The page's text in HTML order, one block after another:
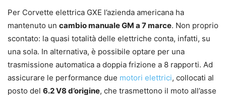
Per Corvette elettrica GXE l’azienda americana ha
mantenuto un cambio manuale GM a 7 marce. Non proprio
scontato: la quasi totalità delle elettriche conta, infatti, su
una sola. In alternativa, è possibile optare per una
trasmissione automatica a doppia frizione a 8 rapporti. Ad
assicurare le performance due motori elettrici, collocati al
posto del 6.2 V8 d’origine, che trasmettono il moto all’asse